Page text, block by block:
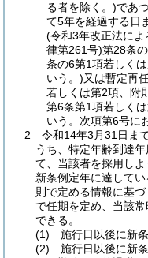
る者を除く。)であ
て5年を経過する日
(令和3年改正法に
律第261号)第28条
条の6第1項若しく
いう。)又は暫定再
若しくは第2項、附
第6条第1項若しく
いう。次項第6号に
2
令和14年3月31日ま
うち、特定年齢到達
て、当該者を採用し
新条例定年に達して
則で定める情報に基
で任期を定め、当該
できる。
(1)
施行日以後に新
(2)
施行日以後に新